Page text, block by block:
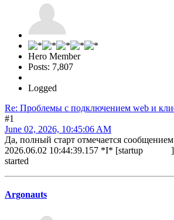
Hero Member
Posts: 7,807
Logged
Re: Проблемы с подключением web и
#1
June 02, 2026, 10:45:06 AM
Да, полный старт отмечается сообщением
2026.06.02 10:44:39.157 *I* [startup ]
started
Argonauts